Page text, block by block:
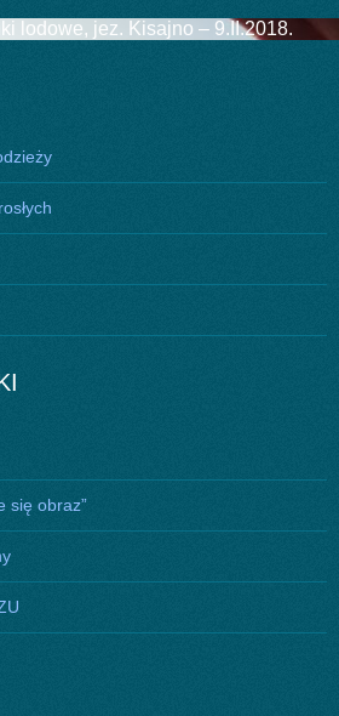
lodowe, jez. Kisajno – 9.II.2018.
się obraz”